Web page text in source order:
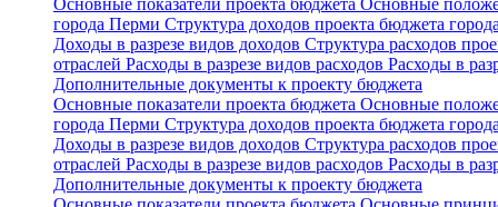
Основные показатели проекта бюджета Основные
города Перми Структура доходов проекта бюджета
Доходы в разрезе видов доходов Структура расходов
отраслей Расходы в разрезе видов расходов Расходы в
Дополнительные документы к проекту бюджета
Основные показатели проекта бюджета Основные
города Перми Структура доходов проекта бюджета
Доходы в разрезе видов доходов Структура расходов
отраслей Расходы в разрезе видов расходов Расходы в
Дополнительные документы к проекту бюджета